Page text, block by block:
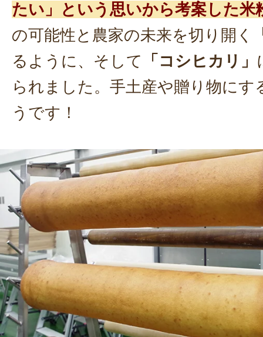
たい」という思いから考案した米
の可能性と農家の未来を切り開く
るように、そして
「コシヒカリ」
られました。手土産や贈り物にす
うです！